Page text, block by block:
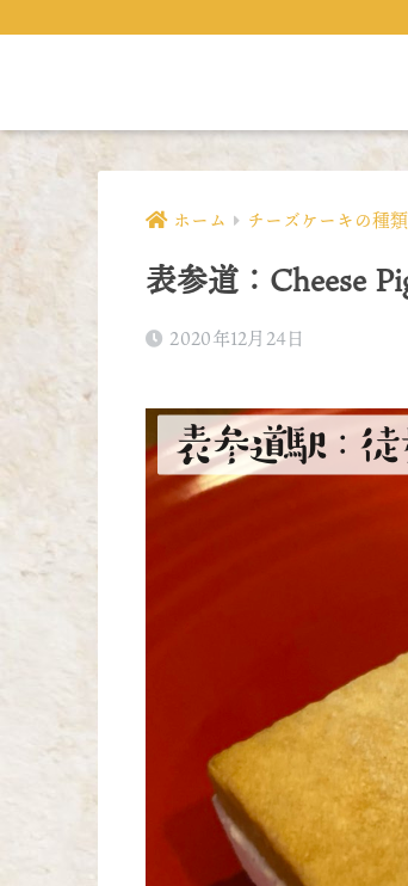
ホーム チーズケーキの種類
表参道：Cheese
2020年12月24日